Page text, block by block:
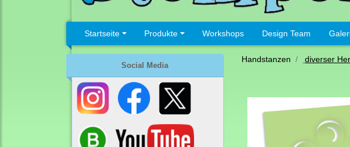
Startseite Produkte Workshops Design Team
Social Media
Handstanzen diverser